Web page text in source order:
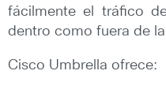
fácilmente el tráfico
dentro como fuera de
Cisco Umbrella ofrece: